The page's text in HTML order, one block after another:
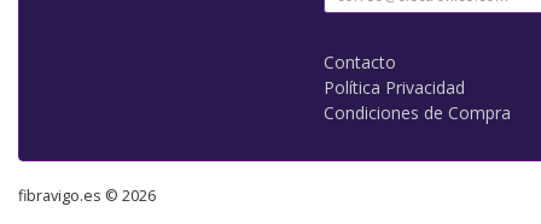
Contacto
Política Privacidad
Condiciones de Compra
fibravigo.es © 2026